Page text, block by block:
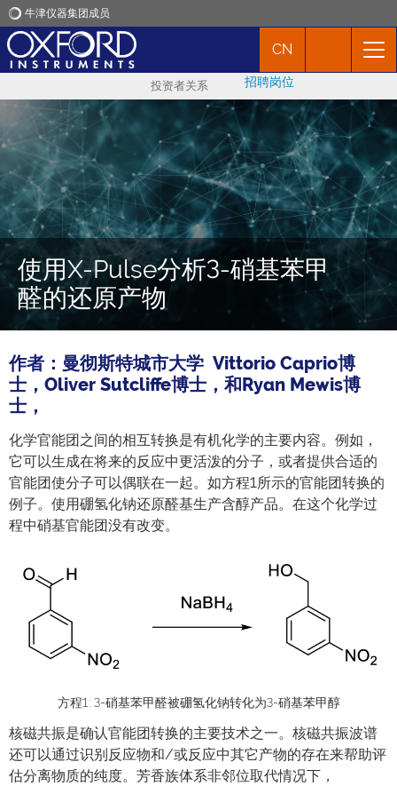
牛津仪器集团成员
应用
产品
新闻
市场活动
联络我们
CN
投资者关系 招聘岗位
使用X-Pulse分析3-硝基苯甲
醛的还原产物
作者： 曼彻斯特城市大学 Vittorio Caprio博
士，Oliver Sutcliffe博士，和Ryan Mewis博
士，
化学官能团之间的相互转换是有机化学的主要内容。例如，
它可以生成在将来的反应中更活泼的分子，或者提供合适的
官能团使分子可以偶联在一起。如方程1所示的官能团转换的
例子。使用硼氢化钠还原醛基生产含醇产品。在这个化学过
程中硝基官能团没有改变。
方程1: 3-硝基苯甲醛被硼氢化钠转化为3-硝基苯甲醇
核磁共振是确认官能团转换的主要技术之一。核磁共振波谱
还可以通过识别反应物和/或反应中其它产物的存在来帮助评
估分离物质的纯度。芳香族体系非邻位取代情况下，